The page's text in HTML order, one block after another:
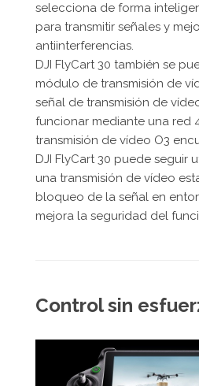
selecciona de forma
para transmitir señales y
antiinterferencias.
DJI FlyCart 30 también se
módulo de transmisión de
señal de transmisión de
funcionar mediante una red
transmisión de vídeo O3
DJI FlyCart 30 puede seguir
una transmisión de vídeo
bloqueo de la señal en
mejora la seguridad del
Control sin